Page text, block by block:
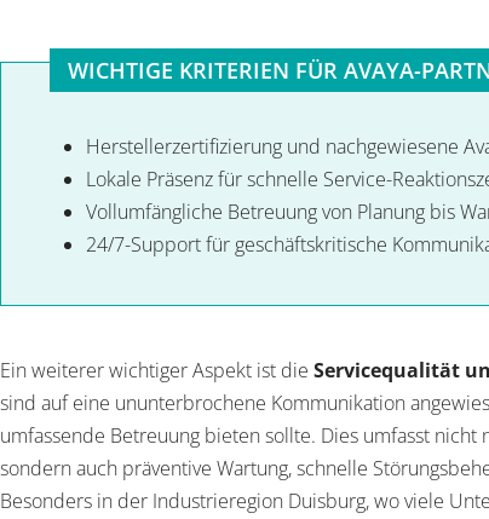
WICHTIGE KRITERIEN FÜR AVAYA-
Herstellerzertifizierung und nachgewiesene
Lokale Präsenz für schnelle Service-
Vollumfängliche Betreuung von Planung bis
24/7-Support für geschäftskritische
Ein weiterer wichtiger Aspekt ist die Servicequalität
sind auf eine ununterbrochene Kommunikation
umfassende Betreuung bieten sollte. Dies umfasst
sondern auch präventive Wartung, schnelle
Besonders in der Industrieregion Duisburg, wo viele